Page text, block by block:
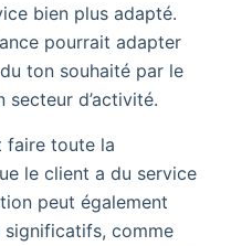
bien plus adapté.
pourrait adapter
ton souhaité par le
d’activité.
faire toute la
le client a du service
peut également
significatifs, comme